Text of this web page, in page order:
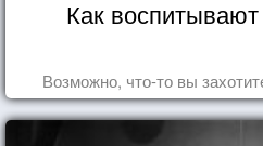
Как
Возможно, что-то вы